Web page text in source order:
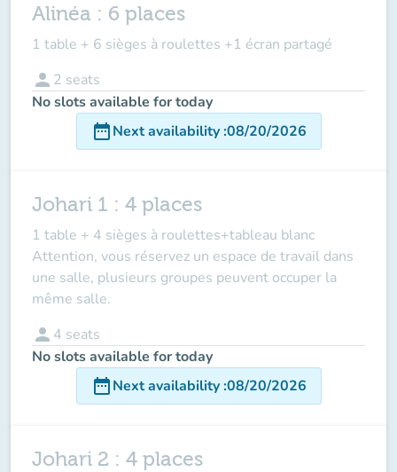
Alinéa : 6 places
1 table + 6 sièges à roulettes +1 écran partagé
person 2 seats
No slots available for today
date_rangeNext availability:08/20/2026
Johari 1 : 4 places
1 table + 4 sièges à roulettes+tableau blanc
Attention, vous réservez un espace de travail dans
une salle, plusieurs groupes peuvent occuper la
même salle.
person 4 seats
No slots available for today
date_rangeNext availability:08/20/2026
Johari 2 : 4 places